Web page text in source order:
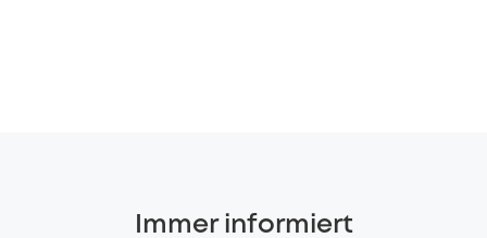
Immer informiert